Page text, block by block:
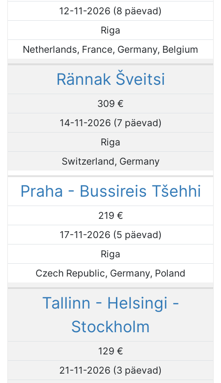
12-11-2026 (8 päevad)
Riga
Netherlands, France, Germany, Belgium
Rännak Šveitsi
309 €
14-11-2026 (7 päevad)
Riga
Switzerland, Germany
Praha - Bussireis Tšehhi
219 €
17-11-2026 (5 päevad)
Riga
Czech Republic, Germany, Poland
Tallinn - Helsingi -
Stockholm
129 €
21-11-2026 (3 päevad)